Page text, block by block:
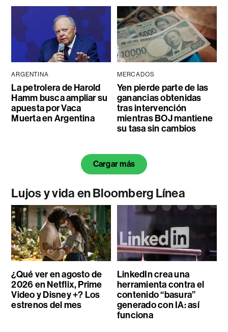
ARGENTINA
La petrolera de Harold
Hamm busca ampliar su
apuesta por Vaca
Muerta en Argentina
MERCADOS
Yen pierde parte de las
ganancias obtenidas
tras intervención
mientras BOJ mantiene
su tasa sin cambios
Cargar más
Lujos y vida en Bloomberg Línea
¿Qué ver en agosto de
2026 en Netflix, Prime
Video y Disney +? Los
estrenos del mes
LinkedIn crea una
herramienta contra el
contenido “basura”
generado con IA: así
funciona